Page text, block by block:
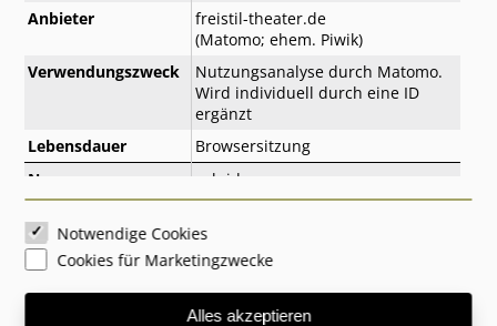
Ablauf
Impro-Termine in Freiburg
Tickets für Impro-Theater
Impro-Theater-Sommer 2022 Stadtgarten
Impro-Theater-Sommer 2021 Stadtgarten
AKTUELL
Archiv 2026
Archiv 2024
Anbieter
freistil-theater.de
(Matomo; ehem. Piwik)
Verwendungszweck
Nutzungsanalyse durch Matomo.
Wird individuell durch eine ID
ergänzt
Lebensdauer
Browsersitzung
Name
_pk_id
(Matomo; ehem. Piwik)
Verwendungszweck
Nutzungsanalyse durch Matomo.
ergänzt
Notwendige Cookies
Cookies für Marketingzwecke
Alles akzeptieren